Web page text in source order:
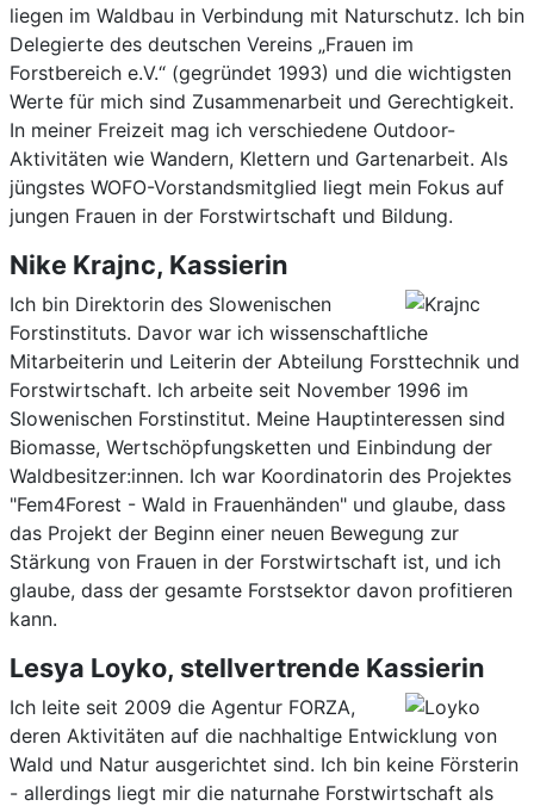
liegen im Waldbau in Verbindung mit Naturschutz. Ich bin
Delegierte des deutschen Vereins „Frauen im
Forstbereich e.V.“ (gegründet 1993) und die wichtigsten
Werte für mich sind Zusammenarbeit und Gerechtigkeit.
In meiner Freizeit mag ich verschiedene Outdoor-
Aktivitäten wie Wandern, Klettern und Gartenarbeit. Als
jüngstes WOFO-Vorstandsmitglied liegt mein Fokus auf
jungen Frauen in der Forstwirtschaft und Bildung.
Nike Krajnc, Kassierin
Ich bin Direktorin des Slowenischen
Forstinstituts. Davor war ich wissenschaftliche
Mitarbeiterin und Leiterin der Abteilung Forsttechnik und
Forstwirtschaft. Ich arbeite seit November 1996 im
Slowenischen Forstinstitut. Meine Hauptinteressen sind
Biomasse, Wertschöpfungsketten und Einbindung der
Waldbesitzer:innen. Ich war Koordinatorin des Projektes
"Fem4Forest - Wald in Frauenhänden" und glaube, dass
das Projekt der Beginn einer neuen Bewegung zur
Stärkung von Frauen in der Forstwirtschaft ist, und ich
glaube, dass der gesamte Forstsektor davon profitieren
kann.
Lesya Loyko, stellvertrende Kassierin
Ich leite seit 2009 die Agentur FORZA,
deren Aktivitäten auf die nachhaltige Entwicklung von
Wald und Natur ausgerichtet sind. Ich bin keine Försterin
- allerdings liegt mir die naturnahe Forstwirtschaft als